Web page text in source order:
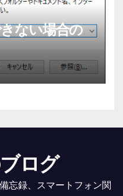
ない場合の
ログ
忘録、スマートフォン関